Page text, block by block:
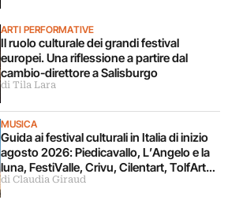
ARTI PERFORMATIVE
Il ruolo culturale dei grandi festival
europei. Una riflessione a partire dal
cambio-direttore a Salisburgo
di Tila Lara
MUSICA
Guida ai festival culturali in Italia di inizio
agosto 2026: Piedicavallo, L’Angelo e la
luna, FestiValle, Crivu, Cilentart, TolfArte,
Pietrasanta è Ceramica
di Claudia Giraud